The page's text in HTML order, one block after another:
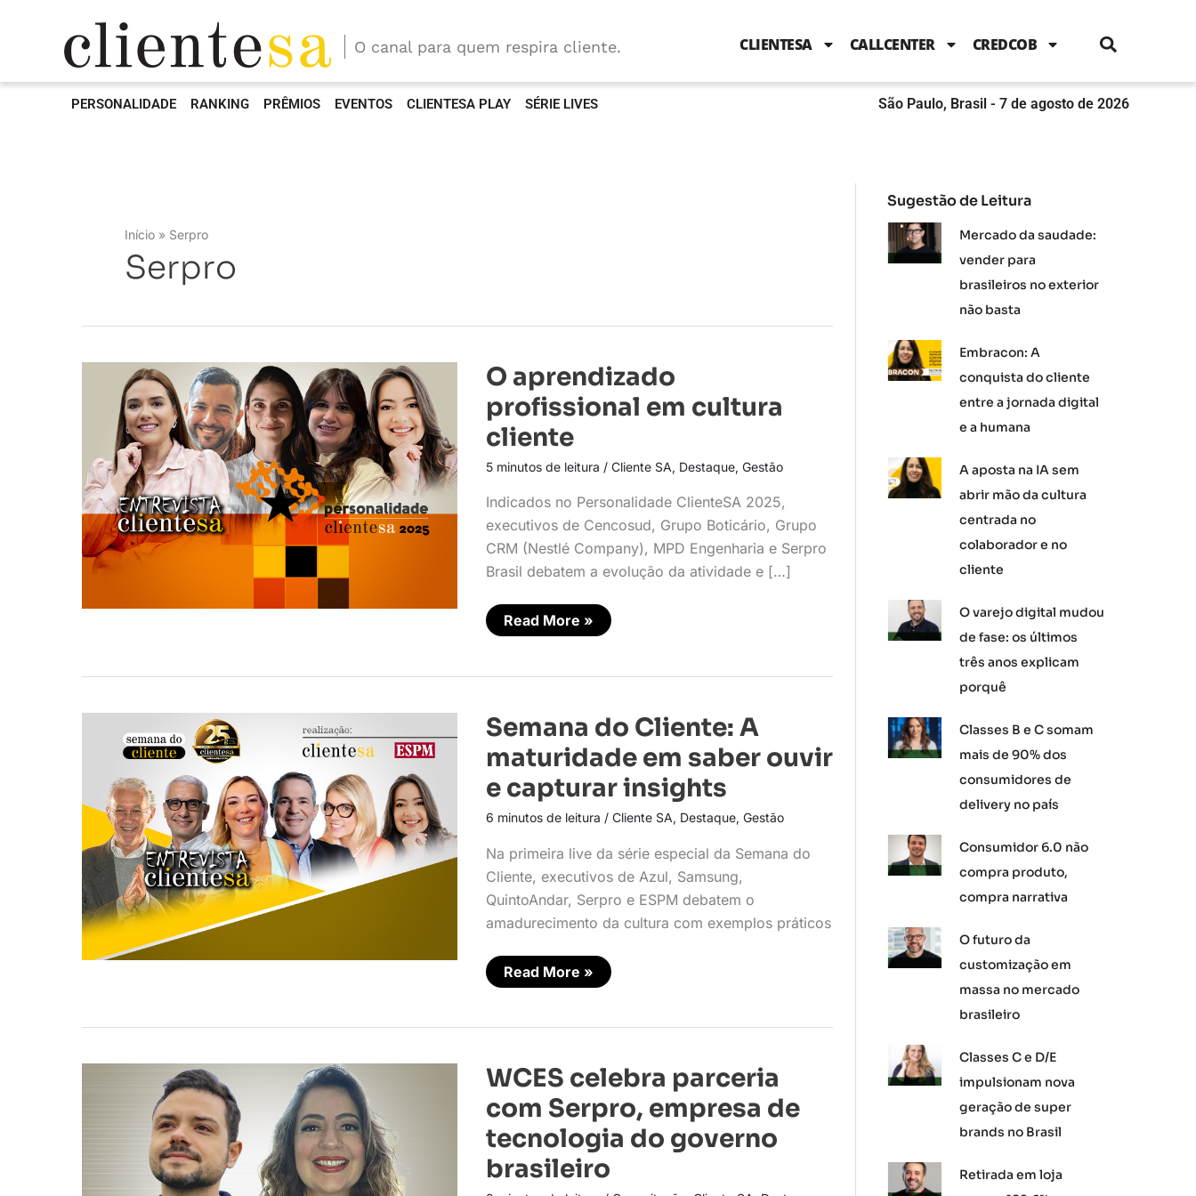
b
o
k
t
e
b
n
g
a
m
O canal para quem respira cliente. CLIENTESA CALLCENTER CREDCOB
PERSONALIDADE RANKING PRÊMIOS EVENTOS CLIENTESA PLAY SÉRIE LIVES São Paulo, Brasil - 7 de agosto de 2026
Início Serpro
Serpro
O aprendizado
profissional em cultura
cliente
5 minutos de leitura / Cliente SA, Destaque, Gestão
Indicados no Personalidade ClienteSA 2025,
executivos de Cencosud, Grupo Boticário, Grupo
CRM (Nestlé Company), MPD Engenharia e Serpro
Brasil debatem a evolução da atividade e […]
O
aprendizado
profissional
em
cultura
cliente
Read More »
Semana do Cliente: A
maturidade em saber ouvir
e capturar insights
6 minutos de leitura / Cliente SA, Destaque, Gestão
Na primeira live da série especial da Semana do
Cliente, executivos de Azul, Samsung,
QuintoAndar, Serpro e ESPM debatem o
amadurecimento da cultura com exemplos práticos
Semana
do
Cliente:
A
maturidade
em
saber
ouvir
capturar
insights
Read More »
WCES celebra parceria
com Serpro, empresa de
tecnologia do governo
brasileiro
WCES
celebra
parceria
com
empresa
tecnologia
do
Sugestão de Leitura
Mercado da saudade:
vender para
brasileiros no exterior
não basta
Embracon: A
conquista do cliente
entre a jornada digital
e a humana
A aposta na IA sem
abrir mão da cultura
centrada no
colaborador e no
cliente
O varejo digital mudou
de fase: os últimos
três anos explicam
porquê
Classes B e C somam
mais de 90% dos
consumidores de
delivery no país
Consumidor 6.0 não
compra produto,
compra narrativa
O futuro da
customização em
massa no mercado
brasileiro
Classes C e D/E
impulsionam nova
geração de super
brands no Brasil
Retirada em loja